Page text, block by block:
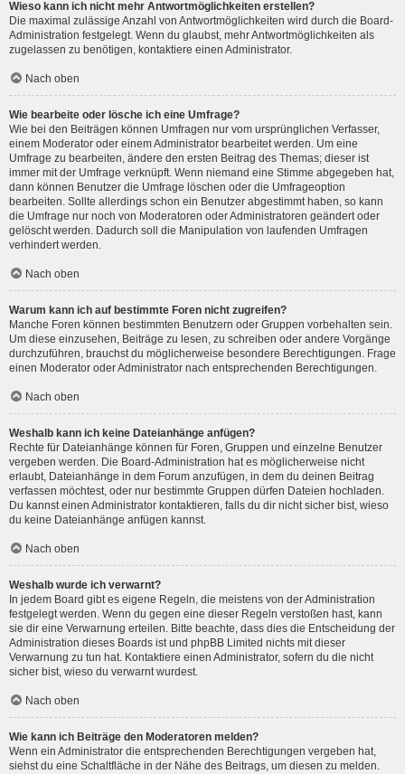
Wieso kann ich nicht mehr Antwortmöglichkeiten erstellen?
Die maximal zulässige Anzahl von Antwortmöglichkeiten wird durch die Board-
Administration festgelegt. Wenn du glaubst, mehr Antwortmöglichkeiten als
zugelassen zu benötigen, kontaktiere einen Administrator.
Nach oben
Wie bearbeite oder lösche ich eine Umfrage?
Wie bei den Beiträgen können Umfragen nur vom ursprünglichen Verfasser,
einem Moderator oder einem Administrator bearbeitet werden. Um eine
Umfrage zu bearbeiten, ändere den ersten Beitrag des Themas; dieser ist
immer mit der Umfrage verknüpft. Wenn niemand eine Stimme abgegeben hat,
dann können Benutzer die Umfrage löschen oder die Umfrageoption
bearbeiten. Sollte allerdings schon ein Benutzer abgestimmt haben, so kann
die Umfrage nur noch von Moderatoren oder Administratoren geändert oder
gelöscht werden. Dadurch soll die Manipulation von laufenden Umfragen
verhindert werden.
Nach oben
Warum kann ich auf bestimmte Foren nicht zugreifen?
Manche Foren können bestimmten Benutzern oder Gruppen vorbehalten sein.
Um diese einzusehen, Beiträge zu lesen, zu schreiben oder andere Vorgänge
durchzuführen, brauchst du möglicherweise besondere Berechtigungen. Frage
einen Moderator oder Administrator nach entsprechenden Berechtigungen.
Nach oben
Weshalb kann ich keine Dateianhänge anfügen?
Rechte für Dateianhänge können für Foren, Gruppen und einzelne Benutzer
vergeben werden. Die Board-Administration hat es möglicherweise nicht
erlaubt, Dateianhänge in dem Forum anzufügen, in dem du deinen Beitrag
verfassen möchtest, oder nur bestimmte Gruppen dürfen Dateien hochladen.
Du kannst einen Administrator kontaktieren, falls du dir nicht sicher bist, wieso
du keine Dateianhänge anfügen kannst.
Nach oben
Weshalb wurde ich verwarnt?
In jedem Board gibt es eigene Regeln, die meistens von der Administration
festgelegt werden. Wenn du gegen eine dieser Regeln verstoßen hast, kann
sie dir eine Verwarnung erteilen. Bitte beachte, dass dies die Entscheidung der
Administration dieses Boards ist und phpBB Limited nichts mit dieser
Verwarnung zu tun hat. Kontaktiere einen Administrator, sofern du die nicht
sicher bist, wieso du verwarnt wurdest.
Nach oben
Wie kann ich Beiträge den Moderatoren melden?
Wenn ein Administrator die entsprechenden Berechtigungen vergeben hat,
siehst du eine Schaltfläche in der Nähe des Beitrags, um diesen zu melden.